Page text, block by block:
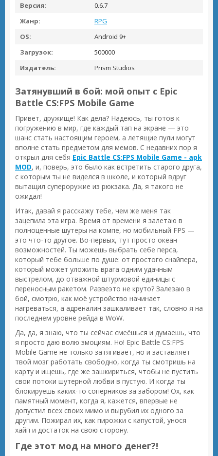
Версия:
0.6.7
Жанр:
RPG
OS:
Android 9+
Загрузок:
500000
Издатель:
Prism Studios
Затянувший в бой: мой опыт с Epic
Battle CS:FPS Mobile Game
Привет, дружище! Как дела? Надеюсь, ты готов к
погружению в мир, где каждый тап на экране — это
шанс стать настоящим героем, а летящие пули могут
вполне стать предметом для мемов. С недавних пор я
открыл для себя Epic Battle CS:FPS Mobile Game - apk
MOD, и, поверь, это было как встретить старого друга,
с которым ты не виделся в школе, и который вдруг
вытащил супероружие из рюкзака. Да, я такого не
ожидал!
Итак, давай я расскажу тебе, чем же меня так
зацепила эта игра. Время от времени я залетаю в
полноценные шутеры на компе, но мобильный FPS —
это что-то другое. Во-первых, тут просто океан
возможностей. Ты можешь выбрать себе перса,
который тебе больше по душе: от простого снайпера,
который может уложить врага одним удачным
выстрелом, до отважной штурмовой единицы с
переносным ракетом. Развеэто не круто? Залезаю в
бой, смотрю, как моё устройство начинает
нагреваться, а адреналин зашкаливает так, словно я на
последнем уровне рейда в WoW.
Да, да, я знаю, что ты сейчас смеёшься и думаешь, что
я просто даю волю эмоциям. Но! Epic Battle CS:FPS
Mobile Game не только затягивает, но и заставляет
твой мозг работать свободно, когда ты смотришь на
карту и ищешь, где же зашкириться, чтобы не пустить
свои потоки шутерной любви в пустую. И когда ты
блокируешь каких-то соперников за забором! Ох, как
памятный момент, когда я, кажется, впервые не
допустил всех своих мимо и вырубил их одного за
другим. Пожирал их, как пирожки с капустой, унося
хайп и достаток на свою сторону.
Где этот мод на много денег?!